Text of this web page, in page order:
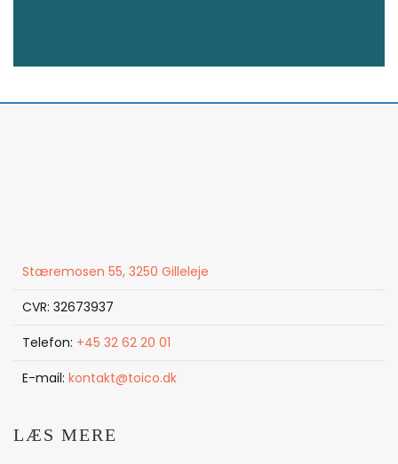
Stæremosen 55, 3250 Gilleleje
CVR: 32673937
Telefon: +45 32 62 20 01
E-mail: kontakt@toico.dk
LÆS MERE